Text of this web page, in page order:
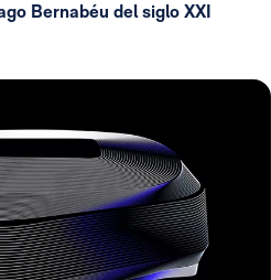
Bernabéu del siglo XXI